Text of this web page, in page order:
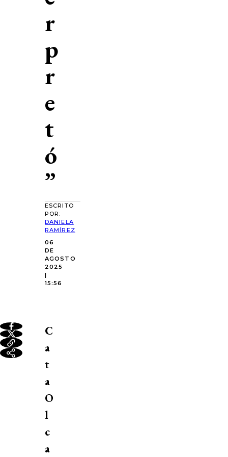
r
p
r
e
t
ó
”
ESCRITO
POR:
DANIELA
RAMÍREZ
06
DE
AGOSTO
2025
|
15:56
C
a
t
a
O
l
c
a